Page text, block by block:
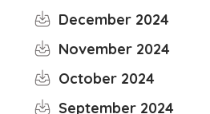
December 2024
November 2024
October 2024
September 2024